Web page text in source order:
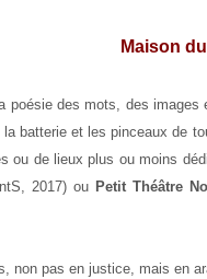
Maison
poésie des mots, des
batterie et les pinceaux de
ou de lieux plus ou moins
2017) ou Petit Théâtre
non pas en justice, mais en